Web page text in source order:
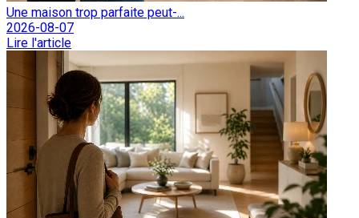
Une maison trop parfaite peut-...
2026-08-07
Lire l'article